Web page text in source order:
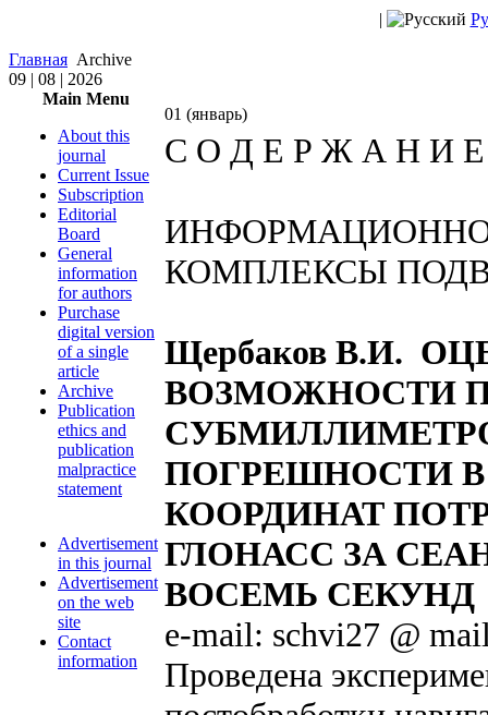
|
Главная Archive
09 | 08 | 2026
Main Menu
About this
journal
Current Issue
Subscription
Editorial
Board
General
information
for authors
Purchase
digital version
of a single
article
Archive
Publication
ethics and
publication
malpractice
statement
Advertisement
in this journal
Advertisement
on the web
site
Contact
information
01 (январь)
С О Д Е Р Ж А Н И
КОМПЛЕКСЫ
Щербаков В.И.
ВОЗМОЖНОСТИ
ПОГРЕШНОСТИ
КООРДИНАТ
ГЛОНАСС ЗА
ВОСЕМЬ СЕКУНД
e-mail: schvi27 @
Проведена